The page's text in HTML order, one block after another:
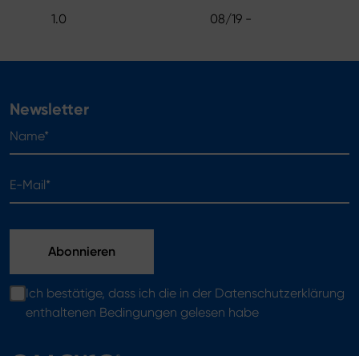
1.0
08/19 -
Newsletter
Ich bestätige, dass ich die in der Datenschutzerklärung
enthaltenen Bedingungen gelesen habe